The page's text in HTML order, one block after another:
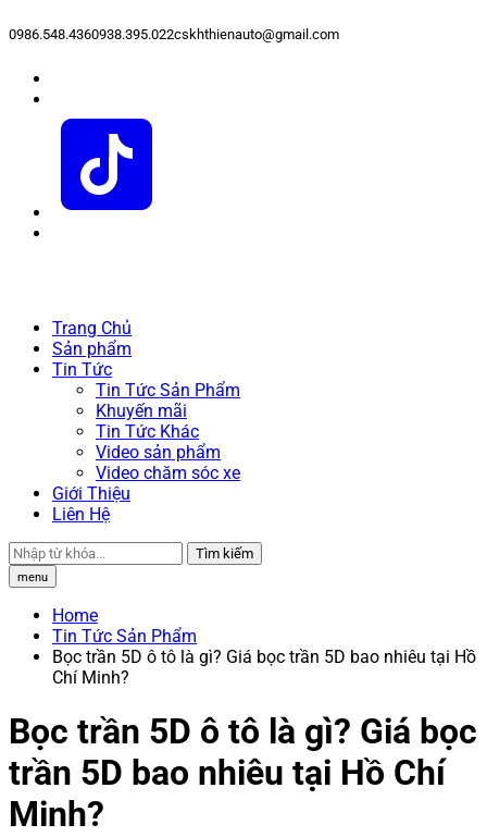
0986.548.4360938.395.022cskhthienauto@gmail.com
Trang Chủ
Sản phẩm
Tin Tức
Tin Tức Sản Phẩm
Khuyến mãi
Tin Tức Khác
Video sản phẩm
Video chăm sóc xe
Giới Thiệu
Liên Hệ
Tìm kiếm
menu
Home
Tin Tức Sản Phẩm
Bọc trần 5D ô tô là gì? Giá bọc trần 5D bao nhiêu tại Hồ
Chí Minh?
Bọc trần 5D ô tô là gì? Giá bọc
trần 5D bao nhiêu tại Hồ Chí
Minh?